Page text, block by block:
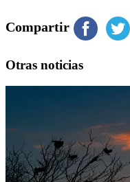
Compartir
Otras noticias